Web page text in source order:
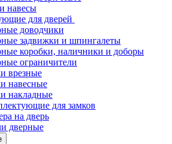
навесы
для дверей
доводчики
задвижки и шпингалеты
коробки, наличники и доборы
ограничители
врезные
навесные
накладные
для замков
на дверь
дверные